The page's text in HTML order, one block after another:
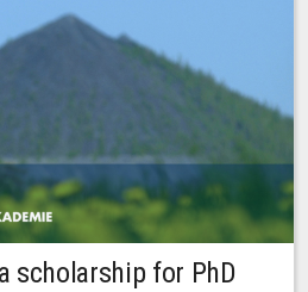
scholarship for PhD